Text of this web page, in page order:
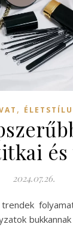
,
2024.07.26.